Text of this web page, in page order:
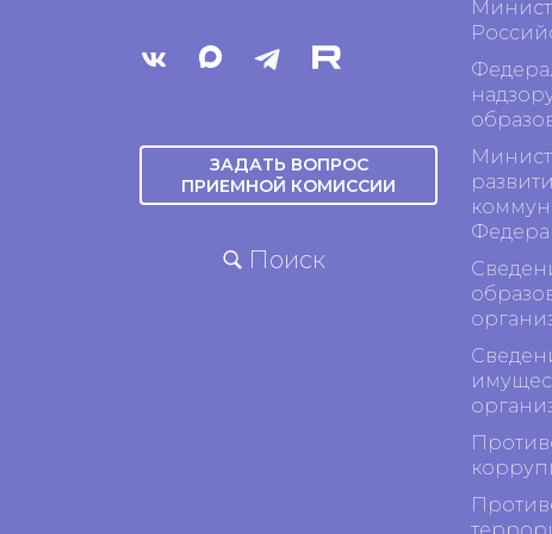
ЗАДАТЬ ВОПРОС
ПРИЕМНОЙ КОМИССИИ
Поиск